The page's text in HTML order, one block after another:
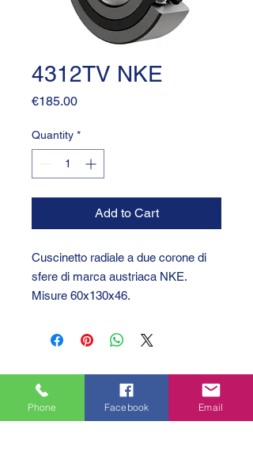
4312TV NKE
€185.00Price
Quantity *
Add to Cart
Cuscinetto radiale a due corone di
sfere di marca austriaca NKE.
Misure 60x130x46.
Phone Facebook Email